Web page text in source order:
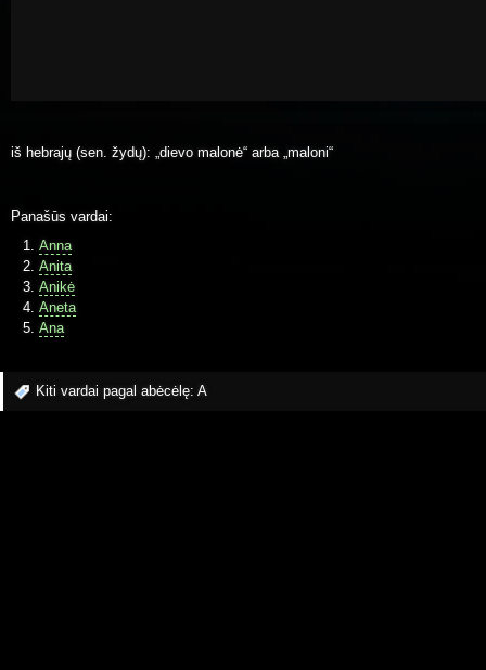
iš hebrajų (sen. žydų): „dievo malonė“ arba „maloni“
Panašūs vardai:
Anna
Anita
Anikė
Aneta
Ana
Kiti vardai pagal abėcėlę: A